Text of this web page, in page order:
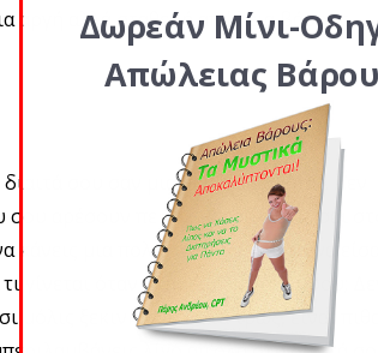
αργή αλλά σταθερή απώλεια βάρους.
σου σαν μια περίοδο θυσίας. Δεν
αρέσουν περισσότερο ενώ είσαι στο
μια πολύ καλή δίαιτα και να
όταν φτάσεις το στόχο σου; Δεν
ξεκινήσεις να τα τρως, είναι
Δωρεάν Μίνι-
Απώλειας